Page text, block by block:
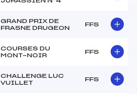
GRAND PRIX DE
FRASNE DRUGEON
FFS
COURSES DU
MONT-NOIR
FFS
CHALLENGE LUC
VUILLET
FFS